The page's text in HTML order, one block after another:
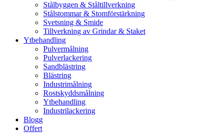
Stålbyggen & Ståltillverkning
Stålstommar & Stomförstärkning
Svetsning & Smide
Tillverkning av Grindar & Staket
Ytbehandling
Pulvermålning
Pulverlackering
Sandblästring
Blästring
Industrimålning
Rostskyddsmålning
Ytbehandling
Industrilackering
Blogg
Offert